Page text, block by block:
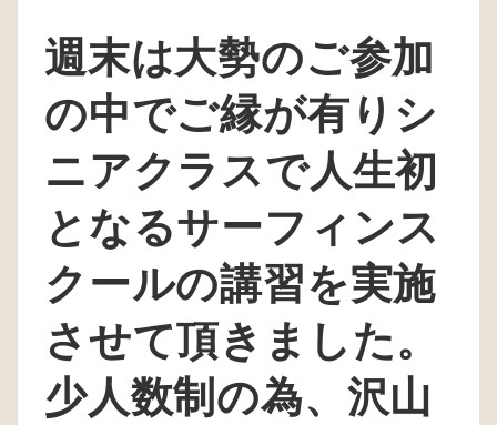
週末は大勢のご参加
の中でご縁が有りシ
ニアクラスで人生初
となるサーフィンス
クールの講習を実施
させて頂きました。
少人数制の為、沢山